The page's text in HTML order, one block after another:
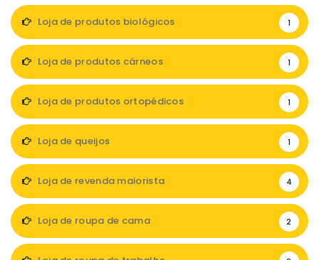
Loja de produtos biológicos 1
Loja de produtos cárneos 1
Loja de produtos ortopédicos 1
Loja de queijos 1
Loja de revenda maiorista 4
Loja de roupa de cama 2